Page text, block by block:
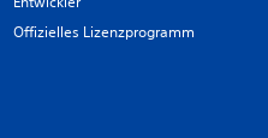
Offizielles Lizenzprogramm